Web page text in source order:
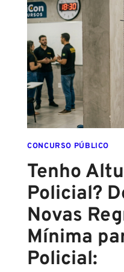
ATÉ
FINAL
DESTE
ANO!
CONCURSO PÚBLICO
Tenho
Policial?
Novas
Mínima
Policial: